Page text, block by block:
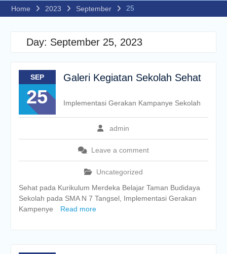
Home 2023 September 25
Day: September 25, 2023
SEP
25
Galeri Kegiatan Sekolah Sehat
admin
Leave a comment
Uncategorized
Implementasi Gerakan Kampanye Sekolah
Sehat pada Kurikulum Merdeka Belajar Taman Budidaya
Sekolah pada SMA N 7 Tangsel, Implementasi Gerakan
Kampenye
Read more